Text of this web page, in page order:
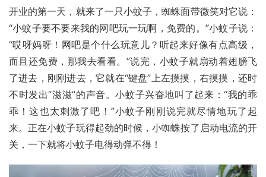
开业的第一天，就来了一只小蚊子，蜘蛛面带微笑对它说：
“小蚊子要不要来我的网吧玩一玩啊，免费的。”小蚊子说：
“哎呀妈呀！网吧是个什么玩意儿？听起来好像有点高级，
而且还免费，那我去看看。”说完，小蚊子就扇动着翅膀飞
了进去，刚刚进去，它就在“键盘”上左摸摸，右摸摸，还时
不时发出“滋滋”的声音。小蚊子兴奋地叫了起来：“我的乖
乖！这也太刺激了吧！”小蚊子刚刚说完就尽情地玩了起
来。正在小蚊子玩得起劲的时候，小蜘蛛按了启动电流的开
关，一下就将小蚊子电得动弹不得！